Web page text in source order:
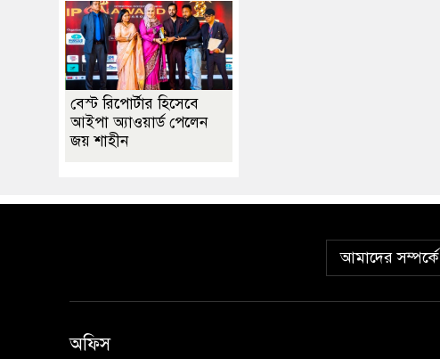
বেস্ট রিপোর্টার হিসেবে
আইপা অ্যাওয়ার্ড পেলেন
জয় শাহীন
আমাদের সম্পর্কে
অফিস